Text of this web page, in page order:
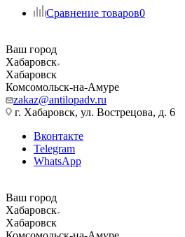
Сравнение товаров0
Ваш город
Хабаровск
Хабаровск
Комсомольск-на-Амуре
zakaz@antilopadv.ru
г. Хабаровск, ул. Вострецова, д. 6
Вконтакте
Telegram
WhatsApp
Ваш город
Хабаровск
Хабаровск